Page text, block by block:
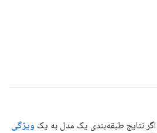
نتایج طبقه‌بندی یک مدل به یک ویژگی